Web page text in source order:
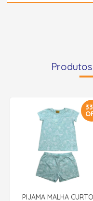
PIJAMA MALHA CURTO